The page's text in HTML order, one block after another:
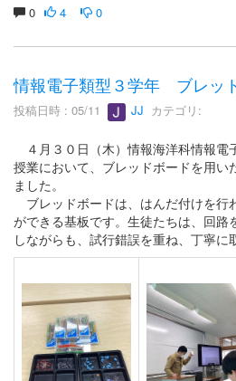
0 4 0
情報電子類型３学年 ブレッ
投稿日時 : 05/11 JJ カテゴリ:
４月３０日（木）情報海洋科情報電
授業において、ブレッドボードを用い
ました。
ブレッドボードは、はんだ付けを行
ができる基板です。生徒たちは、回路
しながらも、試行錯誤を重ね、丁寧に